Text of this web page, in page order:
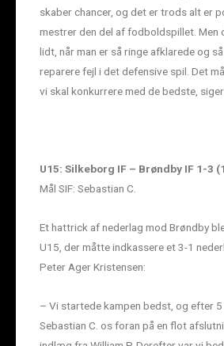
skaber chancer, og det er trods alt er
mestrer den del af fodboldspillet. Men
lidt, når man er så ringe afklarede og
reparere fejl i det defensive spil. Det
vi skal konkurrere med de bedste,
U15: Silkeborg IF – Brøndby IF 1-3
Mål SIF: Sebastian C.
Et hattrick af nederlag mod Brøndby
U15, der måtte indkassere et 3-1
Peter Ager Kristensen:
– Vi startede kampen bedst, og efter
Sebastian C. os foran på en flot